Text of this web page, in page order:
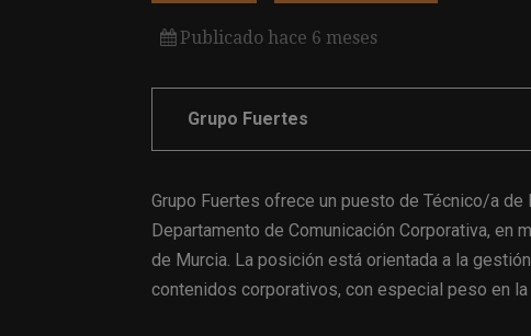
Publicado hace 6 meses
Grupo Fuertes
Grupo Fuertes ofrece un puesto de Técnico/a
Departamento de Comunicación Corporativa, en
de Murcia. La posición está orientada a la
contenidos corporativos, con especial peso en